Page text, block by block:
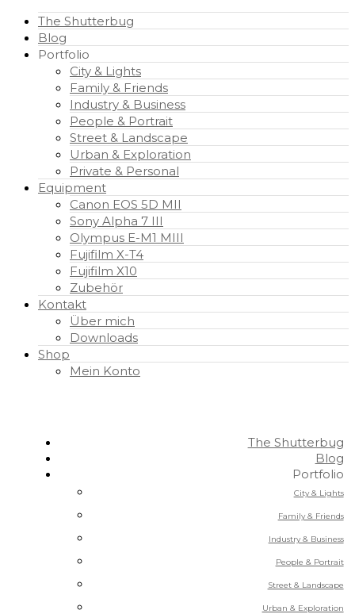
The Shutterbug
Blog
Portfolio
City & Lights
Family & Friends
Industry & Business
People & Portrait
Street & Landscape
Urban & Exploration
Private & Personal
Equipment
Canon EOS 5D MII
Sony Alpha 7 III
Olympus E-M1 MIII
Fujifilm X-T4
Fujifilm X10
Zubehör
Kontakt
Über mich
Downloads
Shop
Mein Konto
The Shutterbug
Blog
Portfolio
City & Lights
Family & Friends
Industry & Business
People & Portrait
Street & Landscape
Urban & Exploration